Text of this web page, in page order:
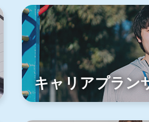
キャリアプラン